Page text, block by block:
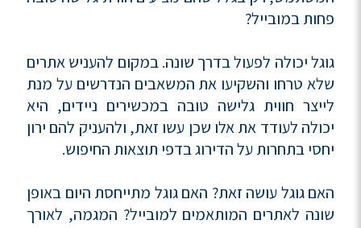
פחות במובייל?
גוגל יכולה לפעול בדרך שונה. במקום להעניש אתרים
שלא טרחו והשקיעו את המשאבים הנדרשים על מנת
לייצר חווית גלישה טובה במכשירים ניידים, היא
יכולה לעודד את אלו שכן עשו זאת, ולהעניק להם ירון
יחסי בתחרות על הדירוג בדפי תוצאות החיפוש.
האם גוגל עושה זאת? האם גוגל מתייחסת היום באופן
שונה לאתרים המותאמים למובייל? המגמה, לאורך